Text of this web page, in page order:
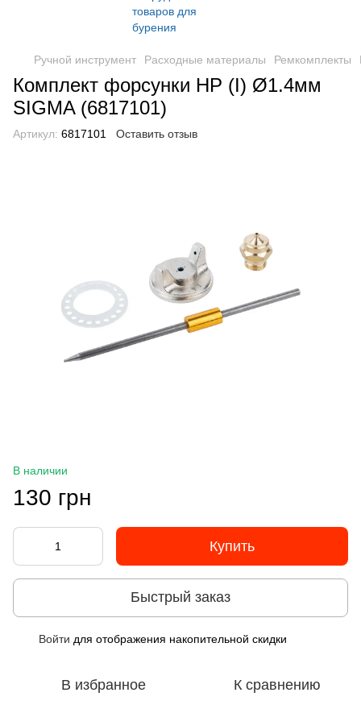
Ручной инструмент Расходные материалы Ремкомплекты
Комплект форсунки HP (I) Ø1.4мм
SIGMA (6817101)
Артикул: 6817101 Оставить отзыв
В наличии
130 грн
Купить
Быстрый заказ
Войти для отображения накопительной скидки
В избранное К сравнению